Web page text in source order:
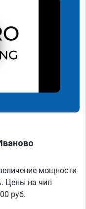
мощности
Цены на чип
руб.